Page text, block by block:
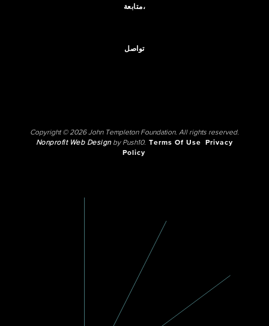
متابعة،
تواصل
Copyright © 2026 John Templeton Foundation. All rights reserved.
Nonprofit Web Designby Push10. Terms Of Use
Privacy
Policy